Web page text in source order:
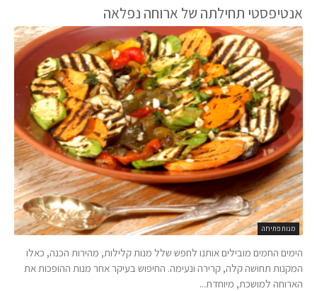
אנטיפסטי תחילתה של ארוחה נפלאה
מנות פתיחה
הימים החמים מובילים אותנו לחפש שלל מנות קלילות, מהירות הכנה, כאלו
המקנות תחושה קלה, קרירה ונעימה. החיפוש בעיקר אחר מנות ההופכות את
הארוחה למושכת, מיוחדת...